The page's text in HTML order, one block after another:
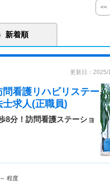
<<
新着順
更新日：
看護リハビリステー
求人(正職員)
8分！訪問看護ステーショ
程度